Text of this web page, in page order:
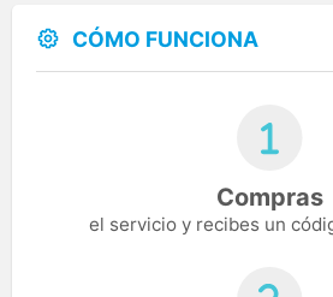
CÓMO FUNCIONA
Compras
el servicio y recibes un